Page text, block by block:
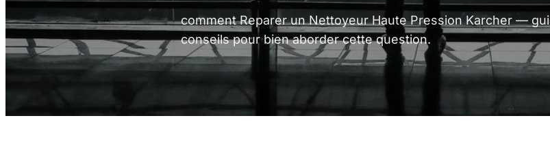
comment Reparer un Nettoyeur Haute Pression Karcher —
conseils pour bien aborder cette question.